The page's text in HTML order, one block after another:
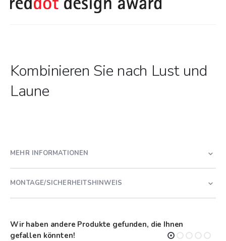
Kombinieren Sie nach Lust und
Laune
MEHR INFORMATIONEN
MONTAGE/SICHERHEITSHINWEIS
Wir haben andere Produkte gefunden, die Ihnen
gefallen könnten!